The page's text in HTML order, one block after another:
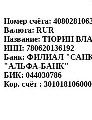
Номер счёта:
Валюта: RUR
Название: ТЮРИН
ИНН: 780620136192
Банк: ФИЛИАЛ
"АЛЬФА-БАНК"
БИК: 044030786
Кор. счёт :